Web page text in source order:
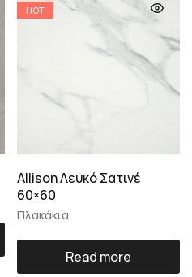
HOT
Πλακάκια
Allison Λευκό Σατινέ
60×60
Read more